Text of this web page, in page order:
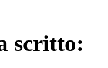
scritto: